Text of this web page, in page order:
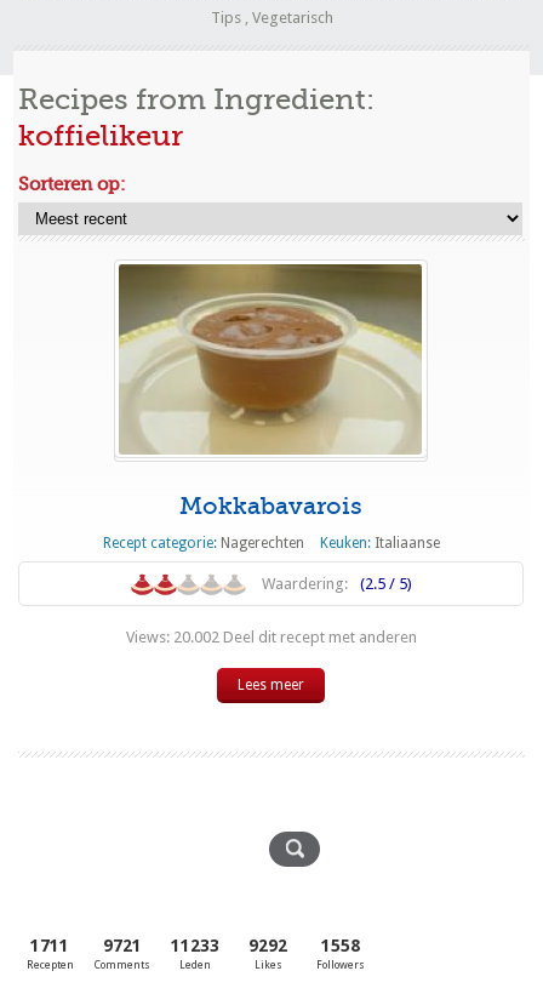
Tips, Vegetarisch
Recipes from Ingredient:
koffielikeur
Sorteren op:
Mokkabavarois
Recept categorie: Nagerechten Keuken: Italiaanse
Waardering: (2.5 / 5)
Views: 20.002 Deel dit recept met anderen
Lees meer
1711
Recepten
9721
Comments
11233
Leden
9292
Likes
1558
Followers